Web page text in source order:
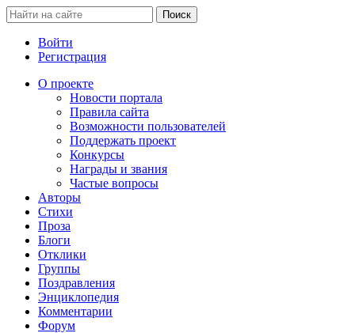
Войти
Регистрация
О проекте
Новости портала
Правила сайта
Возможности пользователей
Поддержать проект
Конкурсы
Награды и звания
Частые вопросы
Авторы
Стихи
Проза
Блоги
Отклики
Группы
Поздравления
Энциклопедия
Комментарии
Форум